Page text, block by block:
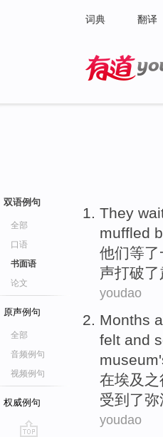
词典 翻译
双语例句
全部
口语
书面语
论文
原声例句
全部
音频例句
视频例句
权威例句
They
muffled
他们等了
声打破了
youdao
Months
felt and
museum
在埃及
受到了弥
youdao